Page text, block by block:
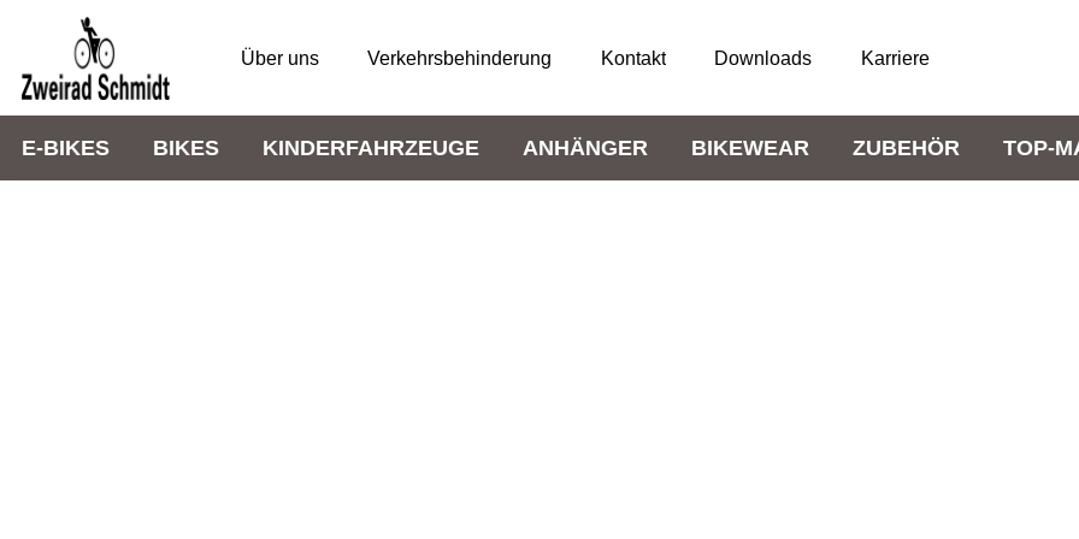
Über uns Verkehrsbehinderung Kontakt Downloads Karriere
E-BIKES BIKES KINDERFAHRZEUGE ANHÄNGER BIKEWEAR ZUBEHÖR TOP-